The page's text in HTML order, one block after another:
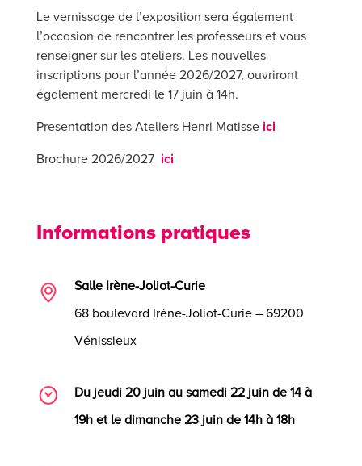
Le vernissage de l’exposition sera également
l’occasion de rencontrer les professeurs et vous
renseigner sur les ateliers. Les nouvelles
inscriptions pour l’année 2026/2027, ouvriront
également mercredi le 17 juin à 14h.
Presentation des Ateliers Henri Matisseici
Brochure 2026/2027 ici
Informations pratiques
Salle Irène-Joliot-Curie
68 boulevard Irène-Joliot-Curie – 69200
Vénissieux
Du jeudi 20 juin au samedi 22 juin de 14 à
19h et le dimanche 23 juin de 14h à 18h